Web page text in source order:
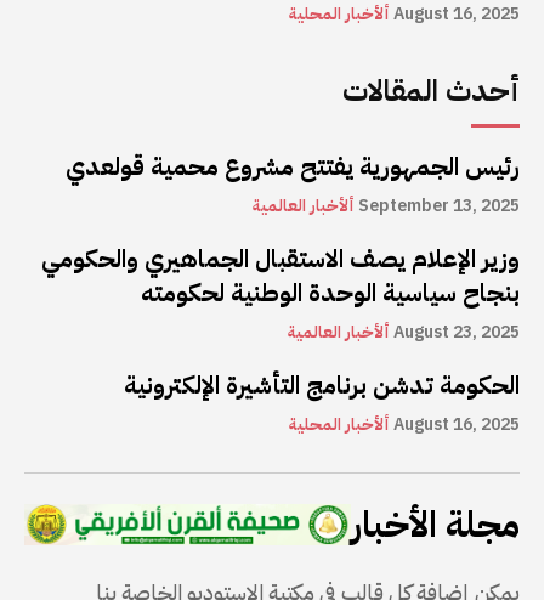
ألأخبار المحليةAugust 16, 2025
أحدث المقالات
رئيس الجمهورية يفتتح مشروع محمية قولعدي
ألأخبار العالمية September 13, 2025
وزير الإعلام يصف الاستقبال الجماهيري والحكومي
بنجاح سياسية الوحدة الوطنية لحكومته
ألأخبار العالميةAugust 23, 2025
الحكومة تدشن برنامج التأشيرة الإلكترونية
ألأخبار المحليةAugust 16, 2025
مجلة الأخبار
يمكن إضافة كل قالب في مكتبة الاستوديو الخاصة بنا